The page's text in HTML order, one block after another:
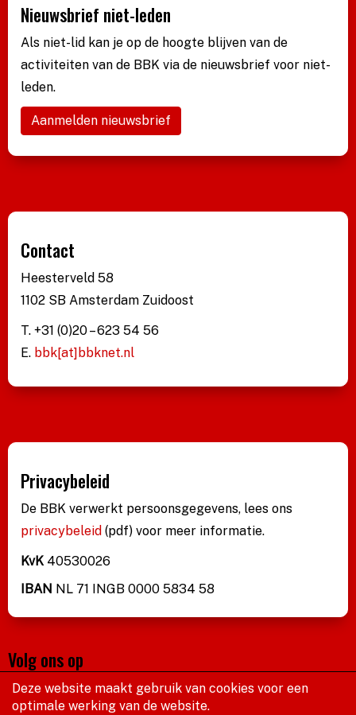
Nieuwsbrief niet-leden
Als niet-lid kan je op de hoogte blijven van de
activiteiten van de BBK via de nieuwsbrief voor niet-
leden.
Aanmelden nieuwsbrief
Contact
Heesterveld 58
1102 SB Amsterdam Zuidoost
T. +31 (0)20 – 623 54 56
E. bbk[at]bbknet.nl
Privacybeleid
De BBK verwerkt persoonsgegevens, lees ons
privacybeleid (pdf) voor meer informatie.
KvK 40530026
IBAN NL 71 INGB 0000 5834 58
Volg ons op
Deze website maakt gebruik van cookies voor een
optimale werking van de website.